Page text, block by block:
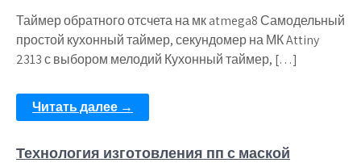
Таймер обратного отсчета на мк atmega8 Самодельный
простой кухонный таймер, секундомер на МК Attiny
2313 с выбором мелодий Кухонный таймер, […]
Читать далее →
Технология изготовления пп с маской